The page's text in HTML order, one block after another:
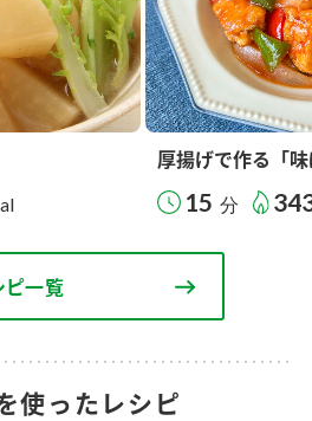
厚揚げで作る「
15 分
ピ一覧
使ったレシピ